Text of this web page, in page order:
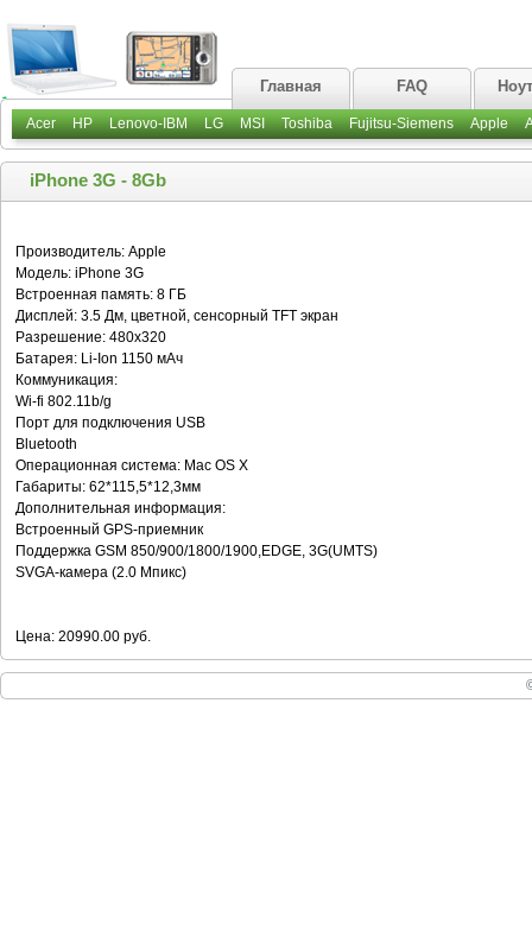
Главная FAQ
Acer HP Lenovo-IBM LG MSI Toshiba Fujitsu-Siemens Apple
iPhone 3G - 8Gb
Производитель: Apple
Модель: iPhone 3G
Встроенная память: 8 ГБ
Дисплей: 3.5 Дм, цветной, сенсорный TFT экран
Разрешение: 480x320
Батарея: Li-Ion 1150 мАч
Коммуникация:
Wi-fi 802.11b/g
Порт для подключения USB
Bluetooth
Операционная система: Mac OS X
Габариты: 62*115,5*12,3мм
Дополнительная информация:
Встроенный GPS-приемник
Поддержка GSM 850/900/1800/1900,EDGE, 3G(UMTS)
SVGA-камера (2.0 Мпикс)
Цена: 20990.00 руб.